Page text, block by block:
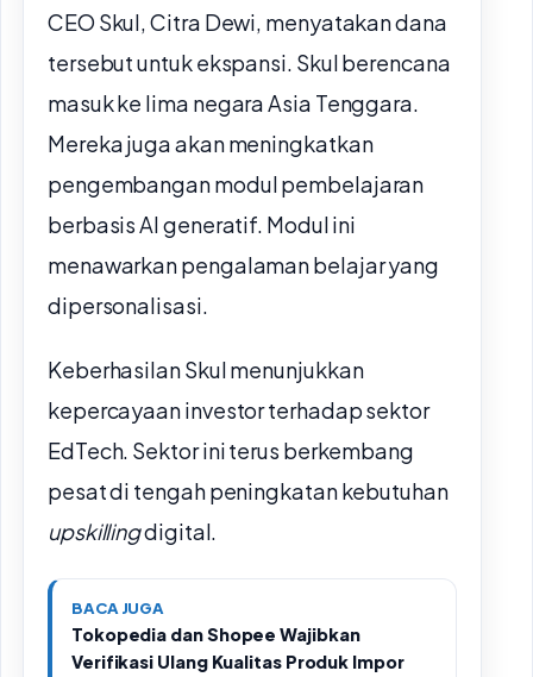
CEO Skul, Citra Dewi, menyatakan dana
tersebut untuk ekspansi. Skul berencana
masuk ke lima negara Asia Tenggara.
Mereka juga akan meningkatkan
pengembangan modul pembelajaran
berbasis AI generatif. Modul ini
menawarkan pengalaman belajar yang
dipersonalisasi.
Keberhasilan Skul menunjukkan
kepercayaan investor terhadap sektor
EdTech. Sektor ini terus berkembang
pesat di tengah peningkatan kebutuhan
upskillingdigital.
BACA JUGA
Tokopedia dan Shopee Wajibkan
Verifikasi Ulang Kualitas Produk Impor